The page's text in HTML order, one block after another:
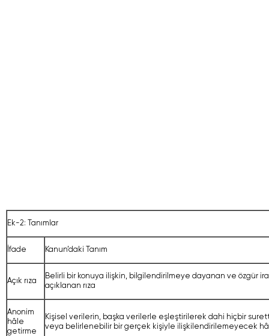
Ek-2: Tanımlar
İfade Kanun’daki Tanım
Açık rıza
Belirli bir konuya ilişkin, bilgilendirilmeye dayanan ve özgür
açıklanan rıza
Anonim
hâle
getirme
Kişisel verilerin, başka verilerle eşleştirilerek dahi hiçbir
veya belirlenebilir bir gerçek kişiyle ilişkilendirilemeyecek